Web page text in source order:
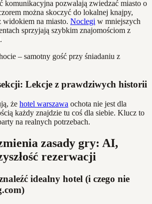
komunikacyjna pozwalają zwiedzać miasto o
można skoczyć do lokalnej knajpy,
widokiem na miasto. Noclegi w mniejszych
sprzyjają szybkim znajomościom z
Lekcje z prawdziwych historii
że hotel warszawa ochota nie jest dla
każdy znajdzie tu coś dla siebie. Klucz to
na realnych potrzebach.
zasady gry: AI,
rezerwacji
idealny hotel (i czego nie